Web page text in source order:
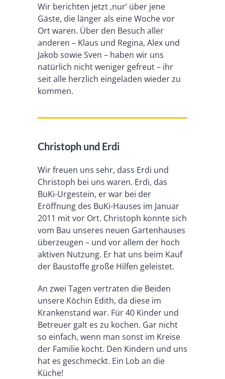
Wir berichten jetzt ‚nur‘ über jene
Gäste, die länger als eine Woche vor
Ort waren. Über den Besuch aller
anderen – Klaus und Regina, Alex und
Jakob sowie Sven – haben wir uns
natürlich nicht weniger gefreut – ihr
seit alle herzlich eingeladen wieder zu
kommen.
Christoph und Erdi
Wir freuen uns sehr, dass Erdi und
Christoph bei uns waren. Erdi, das
BuKi-Urgestein, er war bei der
Eröffnung des BuKi-Hauses im Januar
2011 mit vor Ort. Christoph konnte sich
vom Bau unseres neuen Gartenhauses
überzeugen – und vor allem der hoch
aktiven Nutzung. Er hat uns beim Kauf
der Baustoffe große Hilfen geleistet.
An zwei Tagen vertraten die Beiden
unsere Köchin Edith, da diese im
Krankenstand war. Für 40 Kinder und
Betreuer galt es zu kochen. Gar nicht
so einfach, wenn man sonst im Kreise
der Familie kocht. Den Kindern und uns
hat es geschmeckt. Ein Lob an die
Küche!